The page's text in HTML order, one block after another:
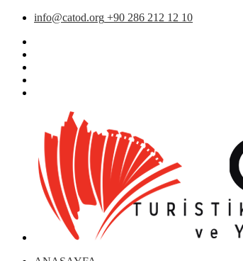
info@catod.org +90 286 212 12 10